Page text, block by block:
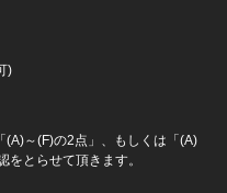
)
(A)～(F)の2点」、もしくは「(A)
をとらせて頂きます。